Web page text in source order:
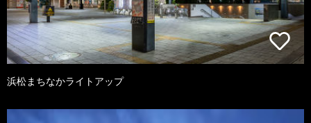
浜松まちなかライトアップ